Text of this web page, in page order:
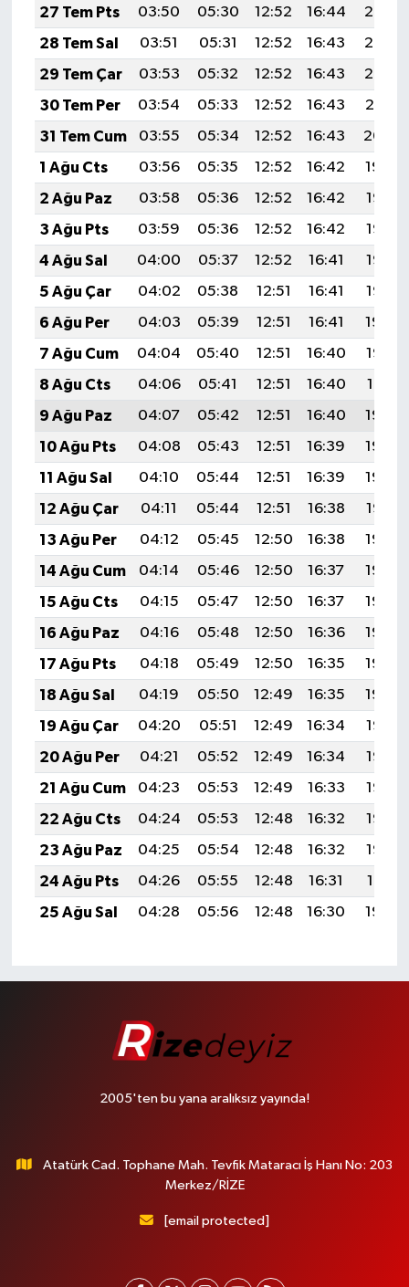
27 Tem Pts
03:50 05:30 12:52 16:44
20:03
28 Tem Sal
03:51 05:31 12:52 16:43
20:03
29 Tem Çar
03:53 05:32 12:52 16:43
20:02
30 Tem Per
03:54 05:33 12:52 16:43
20:01
31 Tem Cum
03:55 05:34 12:52 16:43
20:00
1 Ağu Cts
03:56 05:35 12:52 16:42
19:59
2 Ağu Paz
03:58 05:36 12:52 16:42
19:58
3 Ağu Pts
03:59 05:36 12:52 16:42
19:57
4 Ağu Sal
04:00 05:37 12:52 16:41
19:56
5 Ağu Çar
04:02 05:38 12:51 16:41
19:55
6 Ağu Per
04:03 05:39 12:51 16:41
19:54
7 Ağu Cum
04:04 05:40 12:51 16:40
19:52
8 Ağu Cts
04:06 05:41 12:51 16:40
19:51
9 Ağu Paz
04:07 05:42 12:51 16:40
19:50
10 Ağu Pts
04:08 05:43 12:51 16:39
19:49
11 Ağu Sal
04:10 05:44 12:51 16:39
19:48
12 Ağu Çar
04:11 05:44 12:51 16:38
19:47
13 Ağu Per
04:12 05:45 12:50 16:38
19:45
14 Ağu Cum
04:14 05:46 12:50 16:37
19:44
15 Ağu Cts
04:15 05:47 12:50 16:37
19:43
16 Ağu Paz
04:16 05:48 12:50 16:36
19:42
17 Ağu Pts
04:18 05:49 12:50 16:35
19:40
18 Ağu Sal
04:19 05:50 12:49 16:35
19:39
19 Ağu Çar
04:20 05:51 12:49 16:34
19:38
20 Ağu Per
04:21 05:52 12:49 16:34
19:36
21 Ağu Cum
04:23 05:53 12:49 16:33
19:35
22 Ağu Cts
04:24 05:53 12:48 16:32
19:33
23 Ağu Paz
04:25 05:54 12:48 16:32
19:32
24 Ağu Pts
04:26 05:55 12:48 16:31
19:31
25 Ağu Sal
04:28 05:56 12:48 16:30 19:29
2005'ten bu yana aralıksız yayında!
Atatürk Cad. Tophane Mah. Tevfik Mataracı İş Hanı No: 203
Merkez/RİZE
[email protected]